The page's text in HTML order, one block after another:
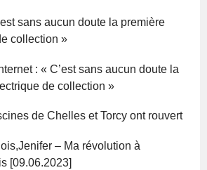
sans aucun doute la première
collection »
: « C’est sans aucun doute la
de collection »
de Chelles et Torcy ont rouvert
– Ma révolution à
[09.06.2023]